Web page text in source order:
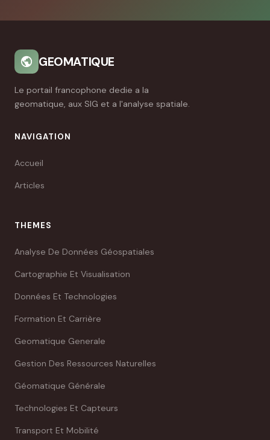
GEOMATIQUE
Le portail francophone dedie a la
geomatique, aux SIG et a l'analyse spatiale.
NAVIGATION
Accueil
Articles
THEMES
Analyse De Données Géospatiales
Cartographie Et Visualisation
Données Et Technologies
Formation Et Carrière
Geomatique Generale
Gestion Des Ressources Naturelles
Géomatique Générale
Technologies Et Capteurs
Transport Et Mobilité